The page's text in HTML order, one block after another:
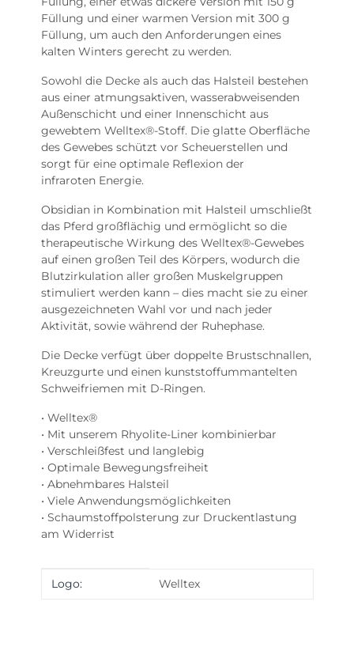
Füllung und einer warmen Version mit 300 g
Füllung, um auch den Anforderungen eines
kalten Winters gerecht zu werden.
Sowohl die Decke als auch das Halsteil bestehen
aus einer atmungsaktiven, wasserabweisenden
Außenschicht und einer Innenschicht aus
gewebtem Welltex®-Stoff. Die glatte Oberfläche
des Gewebes schützt vor Scheuerstellen und
sorgt für eine optimale Reflexion der
infraroten Energie.
Obsidian in Kombination mit Halsteil umschließt
das Pferd großflächig und ermöglicht so die
therapeutische Wirkung des Welltex®-Gewebes
auf einen großen Teil des Körpers, wodurch die
Blutzirkulation aller großen Muskelgruppen
stimuliert werden kann – dies macht sie zu einer
ausgezeichneten Wahl vor und nach jeder
Aktivität, sowie während der Ruhephase.
Die Decke verfügt über doppelte Brustschnallen,
Kreuzgurte und einen kunststoffummantelten
Schweifriemen mit D-Ringen.
• Welltex®
• Mit unserem Rhyolite-Liner kombinierbar
• Verschleißfest und langlebig
• Optimale Bewegungsfreiheit
• Abnehmbares Halsteil
• Viele Anwendungsmöglichkeiten
• Schaumstoffpolsterung zur Druckentlastung
am Widerrist
Produkteigenschaft
Wert
Logo: Welltex